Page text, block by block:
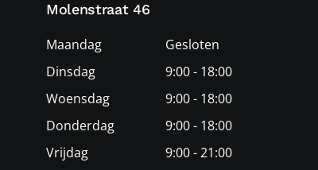
Molenstraat 46
Maandag
Gesloten
Dinsdag
9:00 - 18:00
Woensdag
9:00 - 18:00
Donderdag
9:00 - 18:00
Vrijdag
9:00 - 21:00